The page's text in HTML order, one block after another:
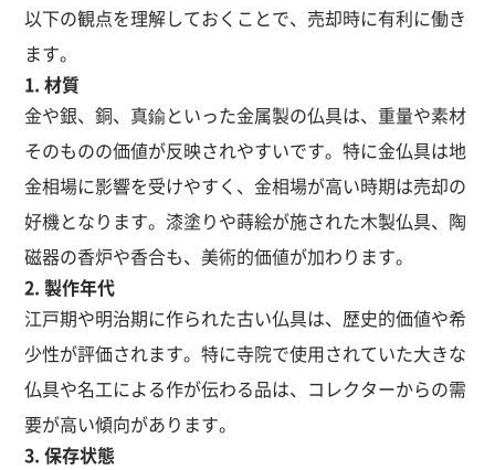
以下の観点を理解しておくことで、売却時に有利に働き
ます。
1. 材質
金や銀、銅、真鍮といった金属製の仏具は、重量や素材
そのものの価値が反映されやすいです。特に金仏具は地
金相場に影響を受けやすく、金相場が高い時期は売却の
好機となります。漆塗りや蒔絵が施された木製仏具、陶
磁器の香炉や香合も、美術的価値が加わります。
2. 製作年代
江戸期や明治期に作られた古い仏具は、歴史的価値や希
少性が評価されます。特に寺院で使用されていた大きな
仏具や名工による作が伝わる品は、コレクターからの需
要が高い傾向があります。
3. 保存状態